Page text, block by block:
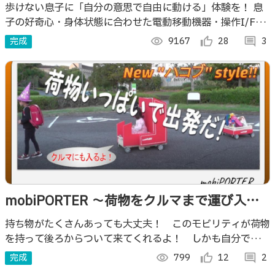
歩けない息子に「自分の意思で自由に動ける」体験を！ 息
子の好奇心・身体状態に合わせた電動移動機器・操作I/F・
アシスト機能を自作&実用 3年の試行錯誤を重ね、移動支援
を通し我が子の「成長体験」を製作
完成 visibility 9167 thumb_up_alt 28 comment 3
mobiPORTER ～荷物をクルマまで運び入れ
てくれる僕のポーター～
持ち物がたくさんあっても大丈夫！ このモビリティが荷物
を持って後ろからついて来てくれるよ！ しかも自分でクル
マにも乗ってくれるんだ。
完成 visibility 799 thumb_up_alt 12 comment 2